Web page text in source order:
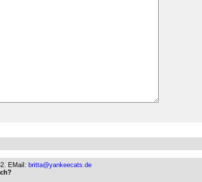
EMail: britta@yankeecats.de